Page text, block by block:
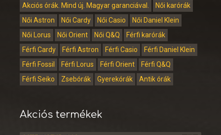
Akciós órák. Mind új. Magyar garanciával.
Női karórák
Női Astron
Női Cardy Női Casio
Női Daniel Klein
Női Lorus
Női Orient Női Q&Q
Férfi karórák
Férfi Cardy
Férfi Astron Férfi Casio
Férfi Daniel Klein
Férfi Fossil
Férfi Lorus Férfi Orient
Férfi Q&Q
Férfi Seiko
Zsebórák Gyerekórák Antik órák
Akciós termékek